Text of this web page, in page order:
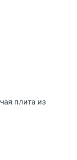
плита из